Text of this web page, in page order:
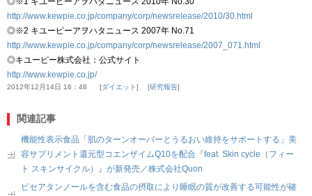
http://www.kewpie.co.jp/company/corp/newsrelease/2010/30.html
◎※2 キユーピーアヲハタニュース 2007年 No.71
http://www.kewpie.co.jp/company/corp/newsrelease/2007_071.html
◎キユーピー株式会社：公式サイト
http://www.kewpie.co.jp/
2012年12月14日 16：48 ダイエット 研究報告
関連記事
機能性表示食品「肌のターンオーバーとうるおい維持をサポートする」美
容サプリメント還元型コエンザイムQ10を配合『feat. Skin cycle（フィー
ト スキンサイクル）』が新発売／株式会社Quon
ピセアタンノールを含む食品の摂取により睡眠の質が改善する可能性が確